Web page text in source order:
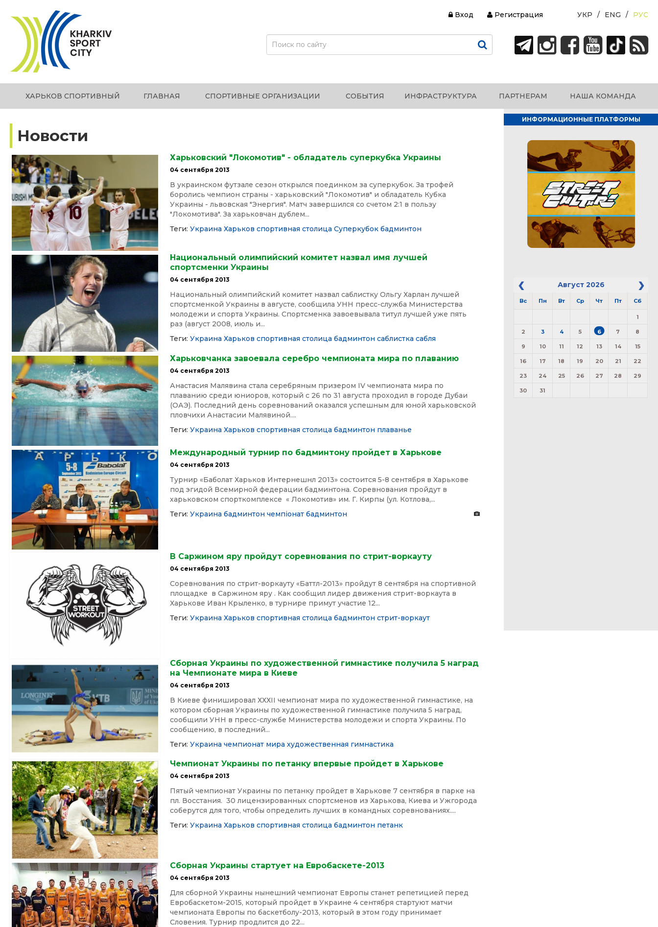
РУС
ENG
УКР
Регистрация
Вход
ХАРЬКОВ СПОРТИВНЫЙ ГЛАВНАЯ СПОРТИВНЫЕ ОРГАНИЗАЦИИ СОБЫТИЯ ИНФРАСТРУКТУРА ПАРТНЕРАМ НАША КОМАНДА
Новости
Харьковский "Локомотив" - обладатель суперкубка Украины
04 сентября 2013
В украинском футзале сезон открылся поединком за суперкубок. За трофей
боролись чемпион страны - харьковский "Локомотив" и обладатель Кубка
Украины - львовская "Энергия". Матч завершился со счетом 2:1 в пользу
"Локомотива". За харьковчан дублем...
Теги:Украина Харьков спортивная столица Суперкубок бадминтон
Национальный олимпийский комитет назвал имя лучшей
спортсменки Украины
04 сентября 2013
Национальный олимпийский комитет назвал саблистку Ольгу Харлан лучшей
спортсменкой Украины в августе, сообщила УНН пресс-служба Министерства
молодежи и спорта Украины. Спортсменка завоевывала титул лучшей уже пять
раз (август 2008, июль и...
Теги:Украина Харьков спортивная столица бадминтон саблистка сабля
Харьковчанка завоевала серебро чемпионата мира по плаванию
04 сентября 2013
Анастасия Малявина стала серебряным призером IV чемпионата мира по
плаванию среди юниоров, который с 26 по 31 августа проходил в городе Дубаи
(ОАЭ). Последний день соревнований оказался успешным для юной харьковской
пловчихи Анастасии Малявиной....
Теги:Украина Харьков спортивная столица бадминтон плаванье
Международный турнир по бадминтону пройдет в Харькове
04 сентября 2013
Турнир «Баболат Харьков Интернешнл 2013» состоится 5-8 сентября в Харькове
под эгидой Всемирной федерации бадминтона. Соревнования пройдут в
харьковском спорткомплексе « Локомотив» им. Г. Кирпы (ул. Котлова,...
Теги:Украина бадминтон чемпіонат бадминтон
В Саржином яру пройдут соревнования по стрит-воркауту
04 сентября 2013
Соревнования по стрит-воркауту «Баттл-2013» пройдут 8 сентября на спортивной
площадке в Саржином яру . Как сообщил лидер движения стрит-воркаута в
Харькове Иван Крыленко, в турнире примут участие 12...
Теги:Украина Харьков спортивная столица бадминтон стрит-воркаут
Сборная Украины по художественной гимнастике получила 5 наград
на Чемпионате мира в Киеве
04 сентября 2013
В Киеве финишировал ХХХІІ чемпионат мира по художественной гимнастике, на
котором сборная Украины по художественной гимнастике получила 5 наград,
сообщили УНН в пресс-службе Министерства молодежи и спорта Украины. По
сообщению, в последний...
Теги:Украина чемпионат мира художественная гимнастика
Чемпионат Украины по петанку впервые пройдет в Харькове
04 сентября 2013
Пятый чемпионат Украины по петанку пройдет в Харькове 7 сентября в парке на
пл. Восстания. 30 лицензированных спортсменов из Харькова, Киева и Ужгорода
соберутся для того, чтобы определить лучших в командных соревнованиях....
Теги:Украина Харьков спортивная столица бадминтон петанк
Сборная Украины стартует на Евробаскете-2013
04 сентября 2013
Для сборной Украины нынешний чемпионат Европы станет репетицией перед
Евробаскетом-2015, который пройдет в Украине 4 сентября стартуют матчи
чемпионата Европы по баскетболу-2013, который в этом году принимает
Словения. Турнир продлится до 22...
ИНФОРМАЦИОННЫЕ ПЛАТФОРМЫ
Август 2026
Вс Пн Вт Ср Чт Пт Сб
1
2 3 4 5 6 7 8
9 10 11 12 13 14 15
16 17 18 19 20 21 22
23 24 25 26 27 28 29
30 31